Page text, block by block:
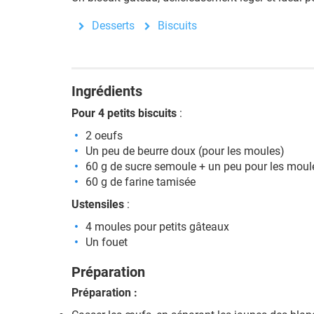
Desserts Biscuits
Ingrédients
Pour 4 petits biscuits :
2 oeufs
Un peu de beurre doux (pour les moules)
60 g de sucre semoule + un peu pour les
60 g de farine tamisée
Ustensiles :
4 moules pour petits gâteaux
Un fouet
Préparation
Préparation :